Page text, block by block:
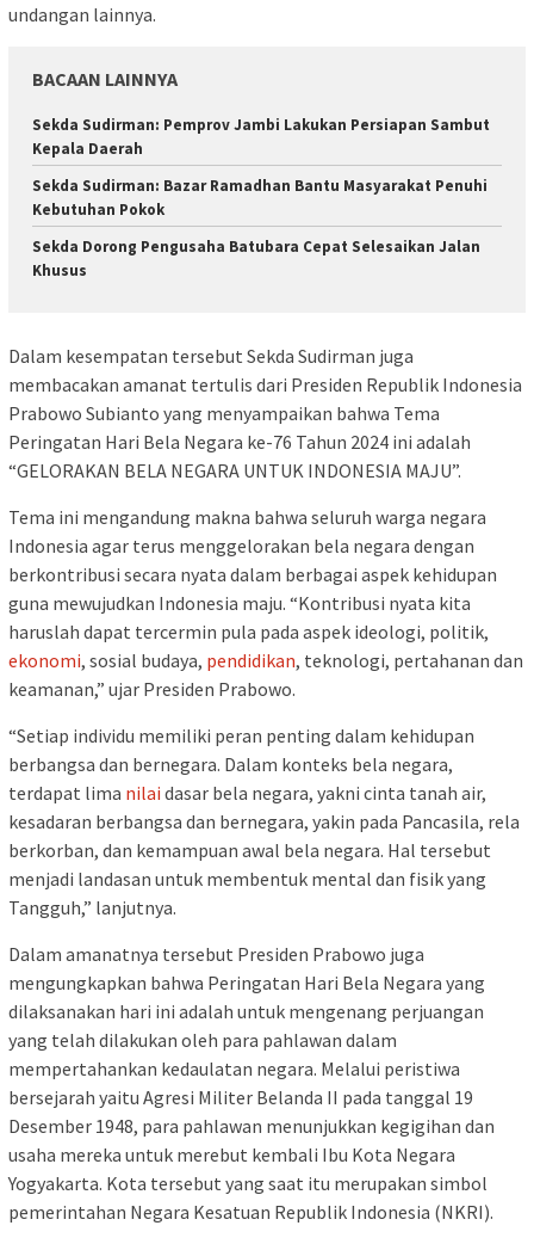
undangan lainnya.
BACAAN LAINNYA
Sekda Sudirman: Pemprov Jambi Lakukan Persiapan Sambut
Kepala Daerah
Sekda Sudirman: Bazar Ramadhan Bantu Masyarakat Penuhi
Kebutuhan Pokok
Sekda Dorong Pengusaha Batubara Cepat Selesaikan Jalan
Khusus
Dalam kesempatan tersebut Sekda Sudirman juga
membacakan amanat tertulis dari Presiden Republik Indonesia
Prabowo Subianto yang menyampaikan bahwa Tema
Peringatan Hari Bela Negara ke-76 Tahun 2024 ini adalah
“GELORAKAN BELA NEGARA UNTUK INDONESIA MAJU”.
Tema ini mengandung makna bahwa seluruh warga negara
Indonesia agar terus menggelorakan bela negara dengan
berkontribusi secara nyata dalam berbagai aspek kehidupan
guna mewujudkan Indonesia maju. “Kontribusi nyata kita
haruslah dapat tercermin pula pada aspek ideologi, politik,
ekonomi, sosial budaya, pendidikan, teknologi, pertahanan dan
keamanan,” ujar Presiden Prabowo.
“Setiap individu memiliki peran penting dalam kehidupan
berbangsa dan bernegara. Dalam konteks bela negara,
terdapat lima nilai dasar bela negara, yakni cinta tanah air,
kesadaran berbangsa dan bernegara, yakin pada Pancasila, rela
berkorban, dan kemampuan awal bela negara. Hal tersebut
menjadi landasan untuk membentuk mental dan fisik yang
Tangguh,” lanjutnya.
Dalam amanatnya tersebut Presiden Prabowo juga
mengungkapkan bahwa Peringatan Hari Bela Negara yang
dilaksanakan hari ini adalah untuk mengenang perjuangan
yang telah dilakukan oleh para pahlawan dalam
mempertahankan kedaulatan negara. Melalui peristiwa
bersejarah yaitu Agresi Militer Belanda II pada tanggal 19
Desember 1948, para pahlawan menunjukkan kegigihan dan
usaha mereka untuk merebut kembali Ibu Kota Negara
Yogyakarta. Kota tersebut yang saat itu merupakan simbol
pemerintahan Negara Kesatuan Republik Indonesia (NKRI).